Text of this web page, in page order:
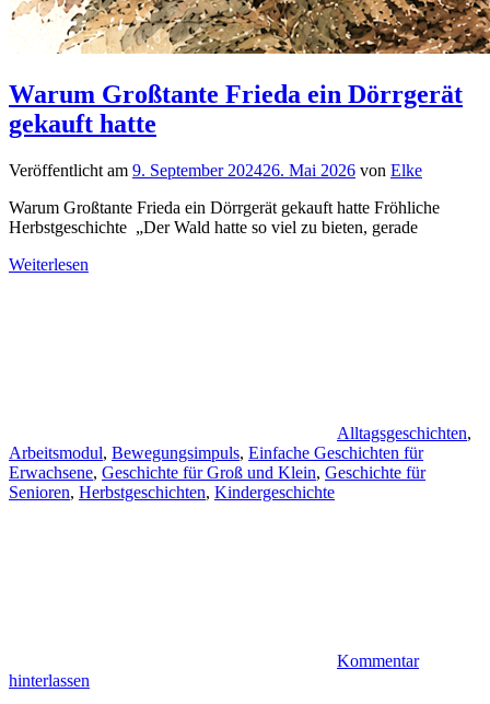
Warum Großtante Frieda ein Dörrgerät
gekauft hatte
Veröffentlicht am 9. September 202426. Mai 2026 von Elke
Warum Großtante Frieda ein Dörrgerät gekauft hatte Fröhliche
Herbstgeschichte „Der Wald hatte so viel zu bieten, gerade
Weiterlesen
Alltagsgeschichten,
Arbeitsmodul, Bewegungsimpuls, Einfache Geschichten für
Erwachsene, Geschichte für Groß und Klein, Geschichte für
Senioren, Herbstgeschichten, Kindergeschichte
Kommentar
hinterlassen